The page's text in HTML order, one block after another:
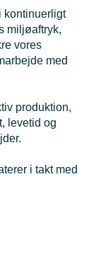
kontinuerligt
miljøaftryk,
vores
med
produktion,
levetid og
i takt med